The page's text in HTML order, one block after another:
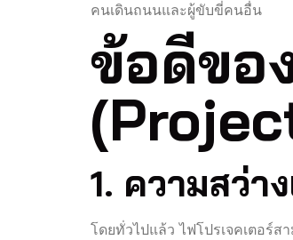
คนเดินถนนและผู้ขับขี่คนอื่น
ข้อดีขอ
1. ความสว่า
โดยทั่วไปแล้ว ไฟโปรเจคเตอร์